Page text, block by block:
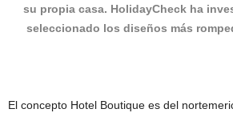
su propia casa. HolidayCheck ha
seleccionado los diseños más
El concepto Hotel Boutique es del